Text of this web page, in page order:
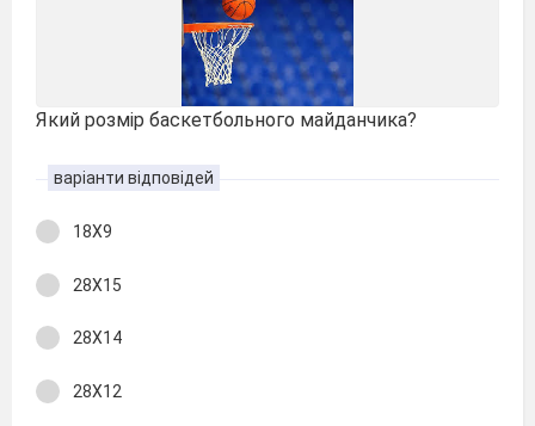
Який розмір баскетбольного майданчика?
варіанти відповідей
18Х9
28Х15
28Х14
28Х12